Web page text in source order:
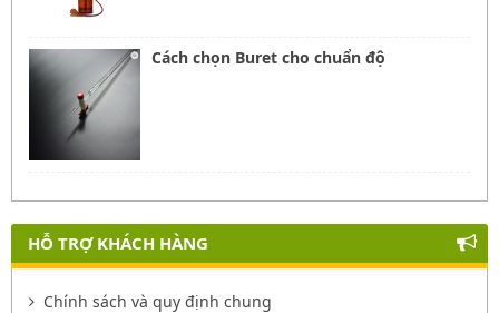
Cách chọn Buret cho chuẩn độ
HỖ TRỢ KHÁCH HÀNG
Chính sách và quy định chung